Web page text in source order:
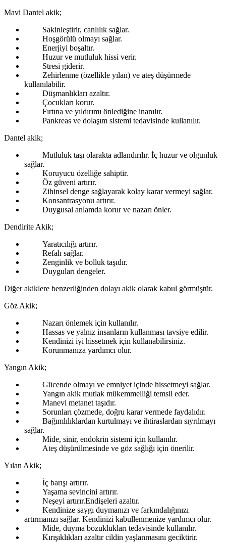
Mavi Dantel akik;
Sakinleştirir, canlılık sağlar.
Hoşgörülü olmayı sağlar.
Enerjiyi boşaltır.
Huzur ve mutluluk hissi verir.
Stresi giderir.
Zehirlenme (özellikle yılan) ve ateş düşürmede
kullanılabilir.
Düşmanlıkları azaltır.
Çocukları korur.
Fırtına ve yıldırımı önlediğine inanılır.
Pankreas ve dolaşım sistemi tedavisinde kullanılır.
Dantel akik;
Mutluluk taşı olarakta adlandırılır. İç huzur ve olgunluk
sağlar.
Koruyucu özelliğe sahiptir.
Öz güveni artırır.
Zihinsel denge sağlayarak kolay karar vermeyi sağlar.
Konsantrasyonu artırır.
Duygusal anlamda korur ve nazarı önler.
Dendirite Akik;
Yaratıcılığı artırır.
Refah sağlar.
Zenginlik ve bolluk taşıdır.
Duyguları dengeler.
Diğer akiklere benzerliğinden dolayı akik olarak kabul görmüştür.
Göz Akik;
Nazarı önlemek için kullanılır.
Hassas ve yalnız insanların kullanması tavsiye edilir.
Kendinizi iyi hissetmek için kullanabilirsiniz.
Korunmanıza yardımcı olur.
Yangın Akik;
Gücende olmayı ve emniyet içinde hissetmeyi sağlar.
Yangın akik mutlak mükemmelliği temsil eder.
Manevi metanet taşıdır.
Sorunları çözmede, doğru karar vermede faydalıdır.
Bağımlılıklardan kurtulmayı ve ihtiraslardan sıyrılmayı
sağlar.
Mide, sinir, endokrin sistemi için kullanılır.
Ateş düşürülmesinde ve göz sağlığı için önerilir.
Yılan Akik;
İç barışı artırır.
Yaşama sevincini artırır.
Neşeyi artırır.Endişeleri azaltır.
Kendinize saygı duymanızı ve farkındalığınızı
artırmanızı sağlar. Kendinizi kabullenmenize yardımcı olur.
Mide, duyma bozuklukları tedavisinde kullanılır.
Kırışıklıkları azaltır cildin yaşlanmasını geciktirir.